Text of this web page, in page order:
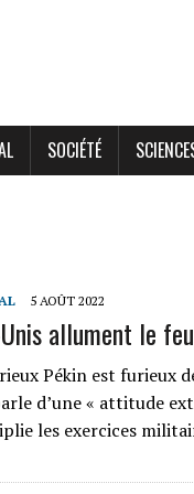
SOCIÉTÉ
5 AOÛT 2022
allument le
Pékin est furieux
d’une « attitude
les exercices